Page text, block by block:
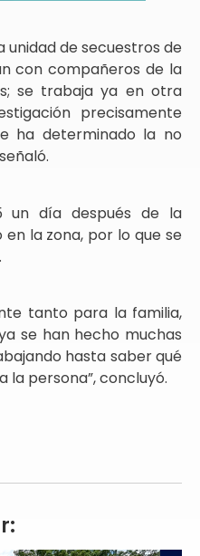
unidad de secuestros de
con compañeros de la
se trabaja ya en otra
precisamente
ha determinado la no
un día después de la
la zona, por lo que se
tanto para la familia,
se han hecho muchas
hasta saber qué
la persona”, concluyó.